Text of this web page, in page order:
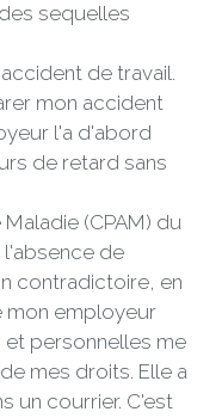
sequelles
de travail.
mon accident
l'a d'abord
de retard sans
(CPAM) du
de
contradictoire, en
mon employeur
personnelles me
mes droits. Elle a
un courrier. C'est